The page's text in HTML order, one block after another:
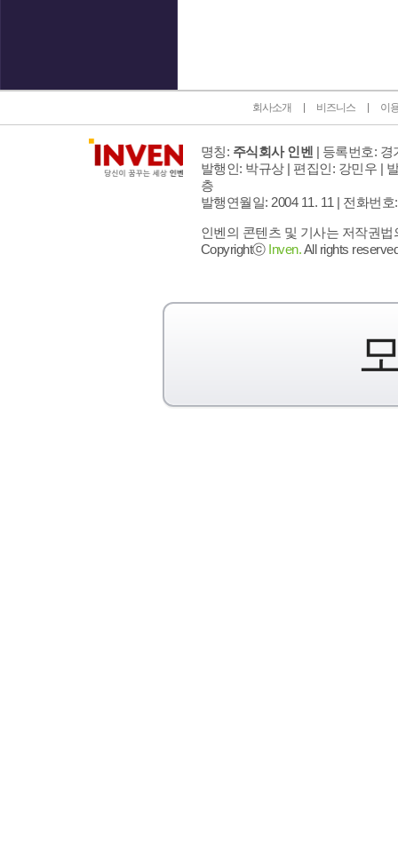
회사소개 비즈니스 이
명칭: 주식회사 인벤 | 등록번호: 경
발행인: 박규상 | 편집인: 강민우 |
층
발행연월일: 2004 11. 11 | 전화번호
인벤의 콘텐츠 및 기사는 저작권
Copyrightⓒ Inven.All rights